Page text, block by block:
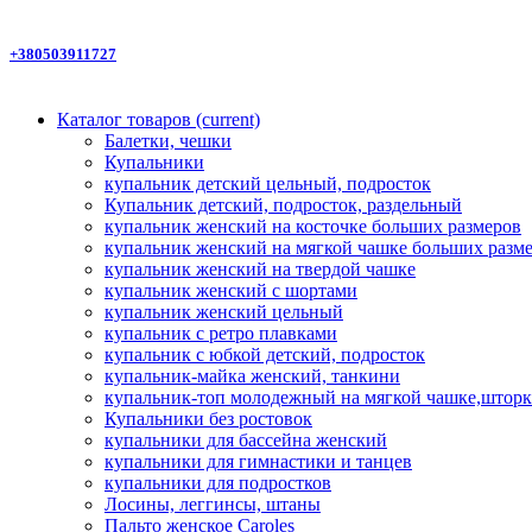
+380503911727
Каталог товаров (current)
Балетки, чешки
Купальники
купальник детский цельный, подросток
Купальник детский, подросток, раздельный
купальник женский на косточке больших размеров
купальник женский на мягкой чашке больших
купальник женский на твердой чашке
купальник женский с шортами
купальник женский цельный
купальник с ретро плавками
купальник с юбкой детский, подросток
купальник-майка женский, танкини
купальник-топ молодежный на мягкой
Купальники без ростовок
купальники для бассейна женский
купальники для гимнастики и танцев
купальники для подростков
Лосины, леггинсы, штаны
Пальто женское Caroles